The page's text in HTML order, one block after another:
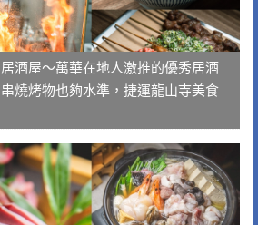
酒屋～萬華在地人激推的優秀居酒
燒烤物也夠水準，捷運龍山寺美食